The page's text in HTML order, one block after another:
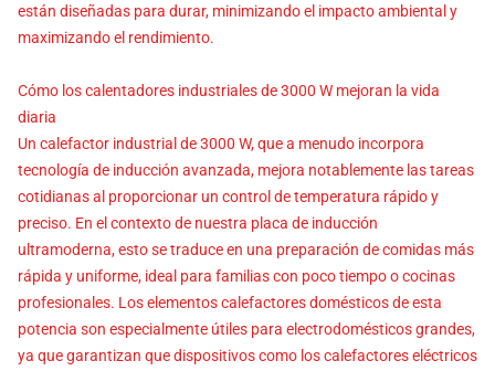
están diseñadas para durar, minimizando el impacto ambiental y
maximizando el rendimiento.
Cómo los calentadores industriales de 3000 W mejoran la vida
diaria
Un calefactor industrial de 3000 W, que a menudo incorpora
tecnología de inducción avanzada, mejora notablemente las tareas
cotidianas al proporcionar un control de temperatura rápido y
preciso. En el contexto de nuestra placa de inducción
ultramoderna, esto se traduce en una preparación de comidas más
rápida y uniforme, ideal para familias con poco tiempo o cocinas
profesionales. Los elementos calefactores domésticos de esta
potencia son especialmente útiles para electrodomésticos grandes,
ya que garantizan que dispositivos como los calefactores eléctricos